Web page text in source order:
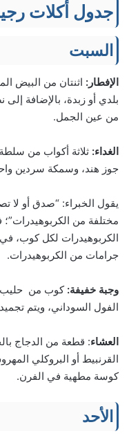
جدول أكلات
السبت
الإفطار: اثنتان من البيض
من عين الجمل.
الغداء: ثلاثة أكواب من
جوز هند، وسمكة سردين
يقول الخبراء: “صدق أو
مختلفة من
الكربوهيدرات لكل كوب،
جرامات من الكربوهيدرات.
وجبة خفيفة: كوب من حليب
الفول السوداني، ويتم
العشاء: قطعة من الدجاج
القرنبيط أو البروكلي
كوسة مطهية في الفرن.
الأحد